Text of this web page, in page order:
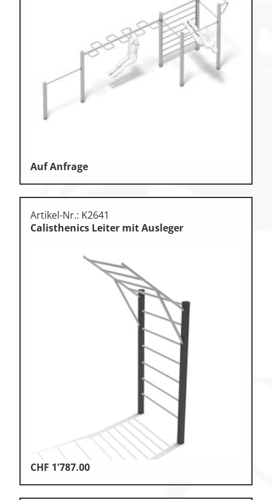
Hockey • Tchouk • Funball
Kampfsport
Klettern & Bouldern
Leichtathletik
Turnen • Gymnastik • Ballett
Volleyball • Beachvolleyball
Wassersport
Zu den Ersatzteilen
Zu den Print Medien
Auf Anfrage
Artikel-Nr.: K2641
Calisthenics Leiter mit Ausleger
CHF 1'787.00